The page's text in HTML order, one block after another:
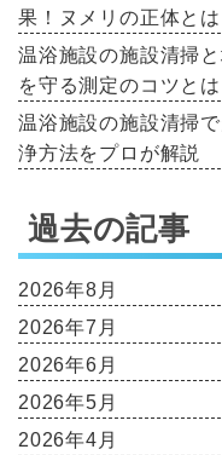
果！ヌメリの正体とは
温浴施設の施設清掃
を守る測定のコツとは
温浴施設の施設清掃
浄方法をプロが解説
過去の記事
2026年8月
2026年7月
2026年6月
2026年5月
2026年4月